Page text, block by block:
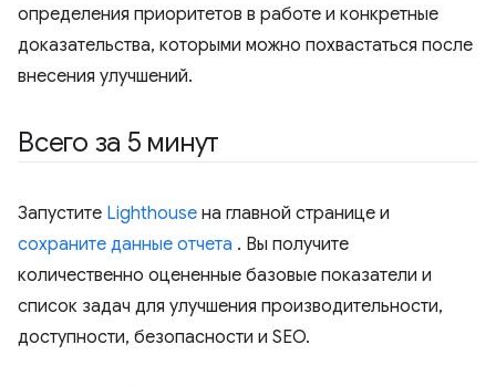
определения приоритетов в работе и конкретные
доказательства, которыми можно похвастаться после
внесения улучшений.
Всего за 5 минут
Запустите Lighthouse на главной странице и
сохраните данные отчета . Вы получите
количественно оцененные базовые показатели и
список задач для улучшения производительности,
доступности, безопасности и SEO.